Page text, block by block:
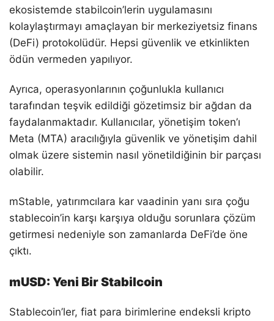
ekosistemde stabilcoin’lerin uygulamasını
kolaylaştırmayı amaçlayan bir merkeziyetsiz finans
(DeFi) protokolüdür. Hepsi güvenlik ve etkinlikten
ödün vermeden yapılıyor.
Ayrıca, operasyonlarının çoğunlukla kullanıcı
tarafından teşvik edildiği gözetimsiz bir ağdan da
faydalanmaktadır. Kullanıcılar, yönetişim token’ı
Meta (MTA) aracılığıyla güvenlik ve yönetişim dahil
olmak üzere sistemin nasıl yönetildiğinin bir parçası
olabilir.
mStable, yatırımcılara kar vaadinin yanı sıra çoğu
stablecoin’in karşı karşıya olduğu sorunlara çözüm
getirmesi nedeniyle son zamanlarda DeFi’de öne
çıktı.
mUSD: Yeni Bir Stabilcoin
Stablecoin’ler, fiat para birimlerine endeksli kripto